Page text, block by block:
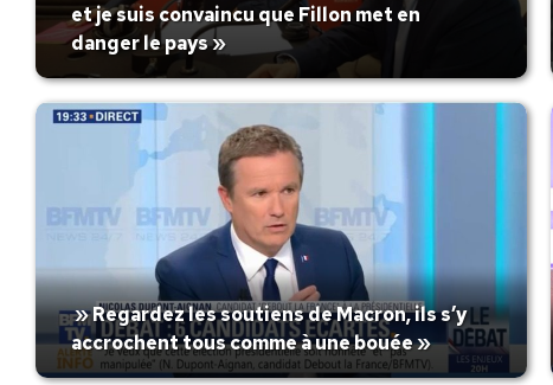
et je suis convaincu que Fillon met en
danger le pays »
» Regardez les soutiens de Macron, ils s’y
accrochent tous comme à une bouée »